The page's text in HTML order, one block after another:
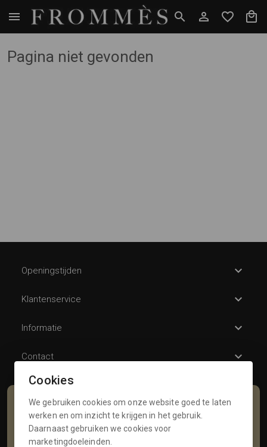
Pagina niet gevonden
Openingstijden
Klantenservice
Informatie
Contact
Schrijf je in voor onze nieuwsbrief
Voornaam
Cookies
We gebruiken cookies om onze website goed te laten
werken en om inzicht te krijgen in het gebruik.
Daarnaast gebruiken we cookies voor
marketingdoeleinden.